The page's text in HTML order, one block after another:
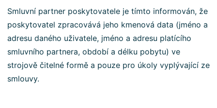
Smluvní partner poskytovatele je tímto informován, že
poskytovatel zpracovává jeho kmenová data (jméno a
adresu daného uživatele, jméno a adresu platícího
smluvního partnera, období a délku pobytu) ve
strojově čitelné formě a pouze pro úkoly vyplývající ze
smlouvy.